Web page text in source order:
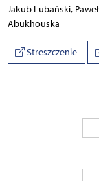
Jakub Lubański,
Abukhouska
Streszczenie